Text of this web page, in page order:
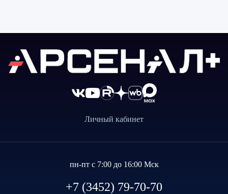
Личный кабинет
пн-пт с 7:00 до 16:00 Мск
+7 (3452) 79-70-70